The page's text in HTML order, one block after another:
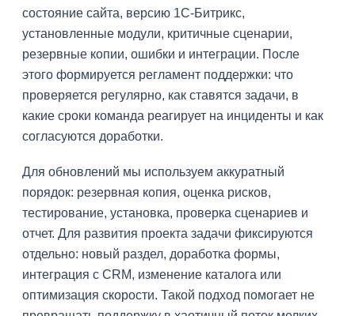
состояние сайта, версию 1С-Битрикс,
установленные модули, критичные сценарии,
резервные копии, ошибки и интеграции. После
этого формируется регламент поддержки: что
проверяется регулярно, как ставятся задачи, в
какие сроки команда реагирует на инциденты и как
согласуются доработки.
Для обновлений мы используем аккуратный
порядок: резервная копия, оценка рисков,
тестирование, установка, проверка сценариев и
отчет. Для развития проекта задачи фиксируются
отдельно: новый раздел, доработка формы,
интеграция с CRM, изменение каталога или
оптимизация скорости. Такой подход помогает не